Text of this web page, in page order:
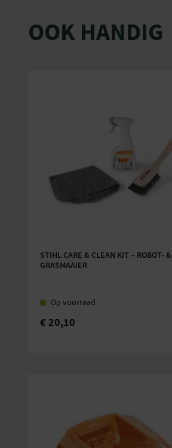
OOK HANDIG
STIHL CARE & CLEAN KIT – ROBOT- &
GRASMAAIER
Op voorraad
€ 20,10